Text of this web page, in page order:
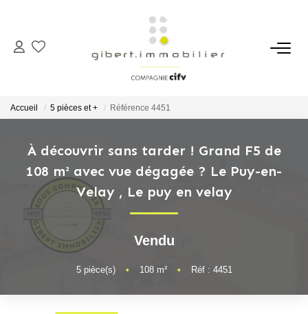
ACHETER
Maisons
Locaux Professionnels
Parkings
Immeubles
Terrains
LOUER
Appartements
Accueil 5 pièces et + Référence 4451
À découvrir sans tarder ! Grand F5 de
108 m² avec vue dégagée ? Le Puy-en-
Velay , Le puy en velay
Vendu
5pièce(s) • 108m² • Réf : 4451